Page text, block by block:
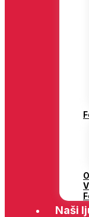
Naši